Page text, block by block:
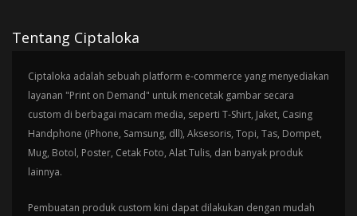
Tentang Ciptaloka
Ciptaloka adalah sebuah platform e-commerce yang menyediakan
layanan "Print on Demand" untuk mencetak gambar secara
custom di berbagai macam media, seperti T-Shirt, Jaket, Casing
Handphone (iPhone, Samsung, dll), Aksesoris, Topi, Tas, Dompet,
Mug, Botol, Poster, Cetak Foto, Alat Tulis, dan banyak produk
lainnya.
Pembuatan produk custom kini dapat dilakukan dengan mudah